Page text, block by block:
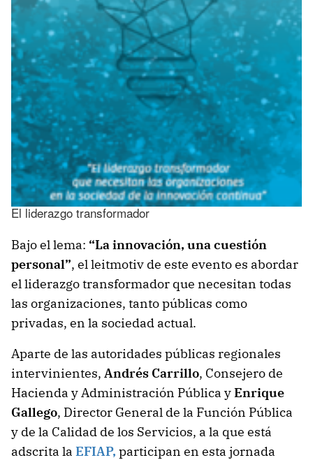
El liderazgo transformador
Bajo el lema: “La innovación, una cuestión
personal”, el leitmotiv de este evento es abordar
el liderazgo transformador que necesitan todas
las organizaciones, tanto públicas como
privadas, en la sociedad actual.
Aparte de las autoridades públicas regionales
intervinientes, Andrés Carrillo, Consejero de
Hacienda y Administración Pública yEnrique
Gallego, Director General de la Función Pública
y de la Calidad de los Servicios, a la que está
adscrita la EFIAP, participan en esta jornada